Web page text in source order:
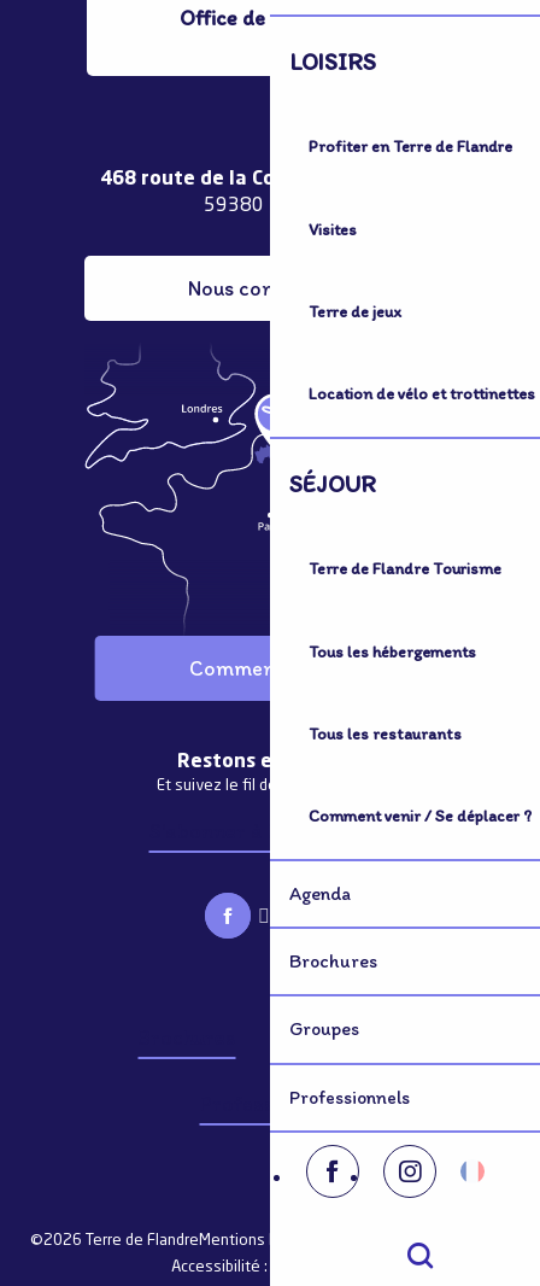
LOISIRS
Profiter en Terre de Flandre
Visites
Terre de jeux
Location de vélo et trottinettes
SÉJOUR
Terre de Flandre Tourisme
Tous les hébergements
Tous les restaurants
Comment venir / Se déplacer ?
Agenda
Brochures
Groupes
Professionnels
Office de Tourisme
468 route de la Couronne de Bierne
59380 Bergues
Nous contacter
Comment venir ?
Restons en contact
Et suivez le fil de notre actualité
S'abonner à la newsletter
Groupes
Professionnels
©2026 Terre de Flandre Mentions légales
Consentement
Accessibilité : non conforme